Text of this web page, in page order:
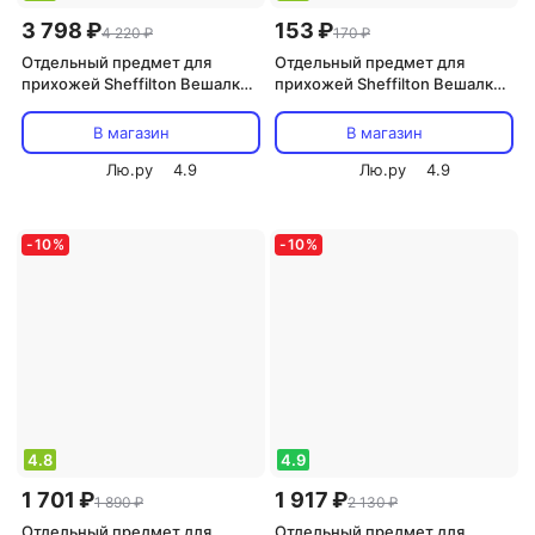
3 798 ₽4 220 ₽
Отдельный предмет для
прихожей Sheffilton Вешалка
персон черная (металл)
В магазин
Лю.ру
4.9
153 ₽170 ₽
Отдельный предмет для
прихожей Sheffilton Вешалка
В магазин
Лю.ру
4.9
-10%
4.8
1 701 ₽1 890 ₽
-10%
4.9
1 917 ₽2 130 ₽